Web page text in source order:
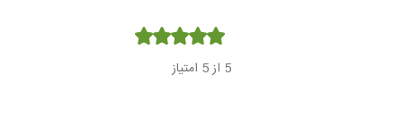
5 از 5 امتیاز